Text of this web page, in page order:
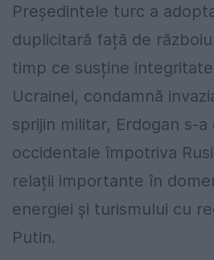
Președintele turc a
duplicitară față de
timp ce susține
Ucrainei, condamnă
sprijin militar, Erdogan s-
occidentale împotriva
relații importante în
energiei și turismului cu
Putin.